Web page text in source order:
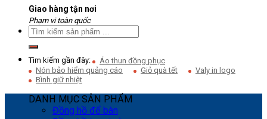
Giao hàng tận nơi
Phạm vi toàn quốc
Tìm kiếm gần đây:
Áo thun đồng phục
Nón bảo hiểm quảng cáo
Giỏ quà tết
Valy in logo
Bình giữ nhiệt
DANH MỤC SẢN PHẨM
Đồng hồ để bàn